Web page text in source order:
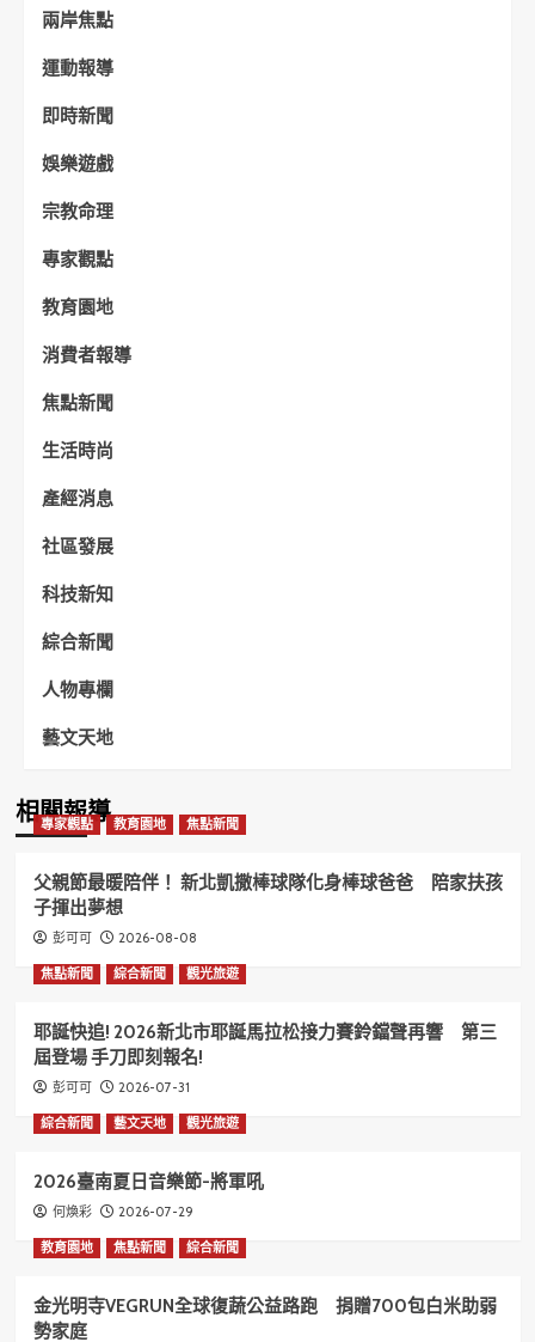
兩岸焦點
運動報導
即時新聞
娛樂遊戲
宗教命理
專家觀點
教育園地
消費者報導
焦點新聞
生活時尚
產經消息
社區發展
科技新知
綜合新聞
人物專欄
藝文天地
相關報導
專家觀點 教育園地 焦點新聞
父親節最暖陪伴！ 新北凱撒棒球隊化身棒球爸爸 陪家扶孩
子揮出夢想
彭可可 2026-08-08
焦點新聞 綜合新聞 觀光旅遊
耶誕快追! 2026新北市耶誕馬拉松接力賽鈴鐺聲再響 第三
屆登場 手刀即刻報名!
彭可可 2026-07-31
綜合新聞 藝文天地 觀光旅遊
2026臺南夏日音樂節-將軍吼
何煥彩 2026-07-29
教育園地 焦點新聞 綜合新聞
金光明寺VEGRUN全球復蔬公益路跑 捐贈700包白米助弱
勢家庭